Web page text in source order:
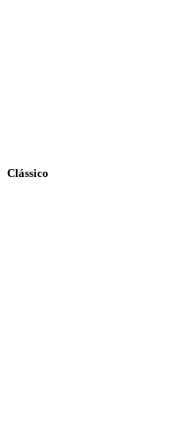
Clássico